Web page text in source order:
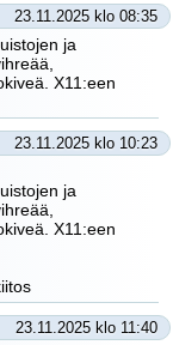
23.11.2025 klo 08:35
ja
X11:een
23.11.2025 klo 10:23
ja
X11:een
23.11.2025 klo 11:40